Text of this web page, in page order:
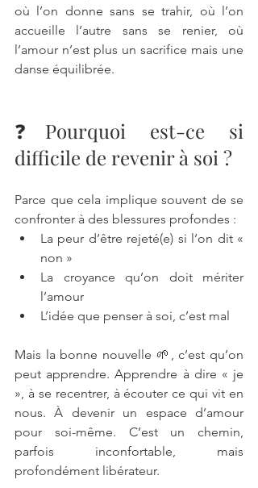
où l’on donne sans se trahir, où l’on
accueille l’autre sans se renier, où
l’amour n’est plus un sacrifice mais une
danse équilibrée.
❓Pourquoi est-ce si
difficile de revenir à soi ?
Parce que cela implique souvent de se
confronter à des blessures profondes :
La peur d’être rejeté(e) si l’on dit «
non »
La croyance qu’on doit mériter
l’amour
L’idée que penser à soi, c’est mal
Mais la bonne nouvelle 🌱, c’est qu’on
peut apprendre. Apprendre à dire « je
», à se recentrer, à écouter ce qui vit en
nous. À devenir un espace d’amour
pour soi-même. C’est un chemin,
parfois inconfortable, mais
profondément libérateur.